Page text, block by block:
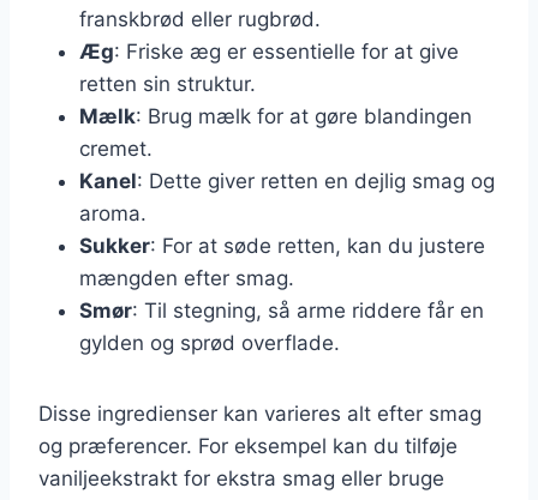
franskbrød eller rugbrød.
Æg: Friske æg er essentielle for at give
retten sin struktur.
Mælk: Brug mælk for at gøre blandingen
cremet.
Kanel: Dette giver retten en dejlig smag og
aroma.
Sukker: For at søde retten, kan du justere
mængden efter smag.
Smør: Til stegning, så arme riddere får en
gylden og sprød overflade.
Disse ingredienser kan varieres alt efter smag
og præferencer. For eksempel kan du tilføje
vaniljeekstrakt for ekstra smag eller bruge